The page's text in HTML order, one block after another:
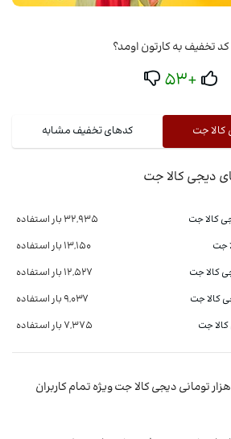
تخفیف به کارتون اومد؟
+53
کالا جت کدهای تخفیف مشابه
دیجی کالا جت
32,935 بار استفاده
جت
13,150 بار استفاده
12,527 بار استفاده
9,037 بار استفاده
جت
7,375 بار استفاده